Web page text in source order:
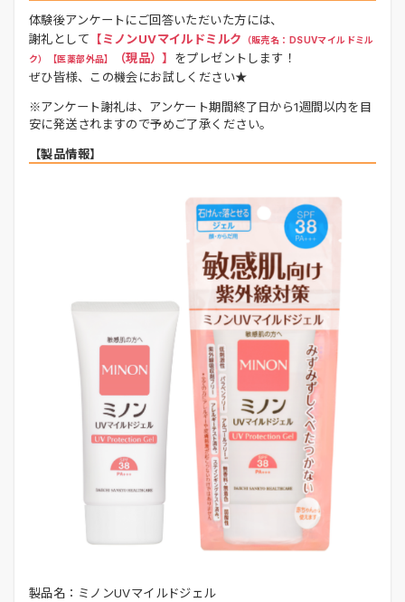
体験後アンケートにご回答いただいた方には、
謝礼として 【ミノンUVマイルドミルク
（販売名：DSUVマイルドミル
ク）【医薬部外品】
（現品）】 をプレゼントします！
ぜひ皆様、この機会にお試しください★
※アンケート謝礼は、アンケート期間終了日から1週間以内を目
安に発送されますので予めご了承ください。
【製品情報】
製品名：ミノンUVマイルドジェル